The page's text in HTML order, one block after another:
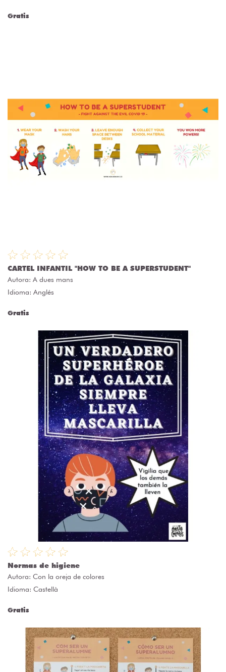
Gratis
CARTEL INFANTIL "HOW TO BE A SUPERSTUDENT"
Autora: A dues mans
Idioma: Anglés
Gratis
Normas de higiene
Autora: Con la oreja de colores
Idioma: Castellà
Gratis